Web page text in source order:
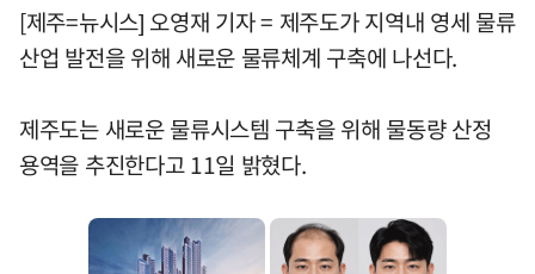
[제주=뉴시스] 오영재 기자 = 제주도가 지역내 영세 물류
산업 발전을 위해 새로운 물류체계 구축에 나선다.
제주도는 새로운 물류시스템 구축을 위해 물동량 산정
용역을 추진한다고 11일 밝혔다.